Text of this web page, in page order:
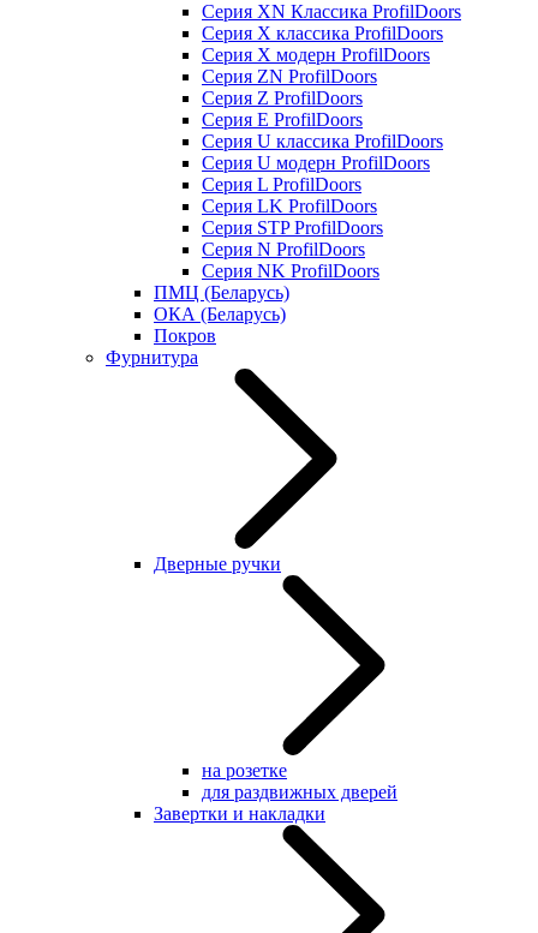
Серия XN Классика ProfilDoors
Серия Х классика ProfilDoors
Серия Х модерн ProfilDoors
Серия ZN ProfilDoors
Серия Z ProfilDoors
Серия Е ProfilDoors
Серия U классика ProfilDoors
Серия U модерн ProfilDoors
Серия L ProfilDoors
Серия LK ProfilDoors
Серия STP ProfilDoors
Cерия N ProfilDoors
Серия NK ProfilDoors
ПМЦ (Беларусь)
ОКА (Беларусь)
Покров
Фурнитура
Дверные ручки
на розетке
для раздвижных дверей
Завертки и накладки